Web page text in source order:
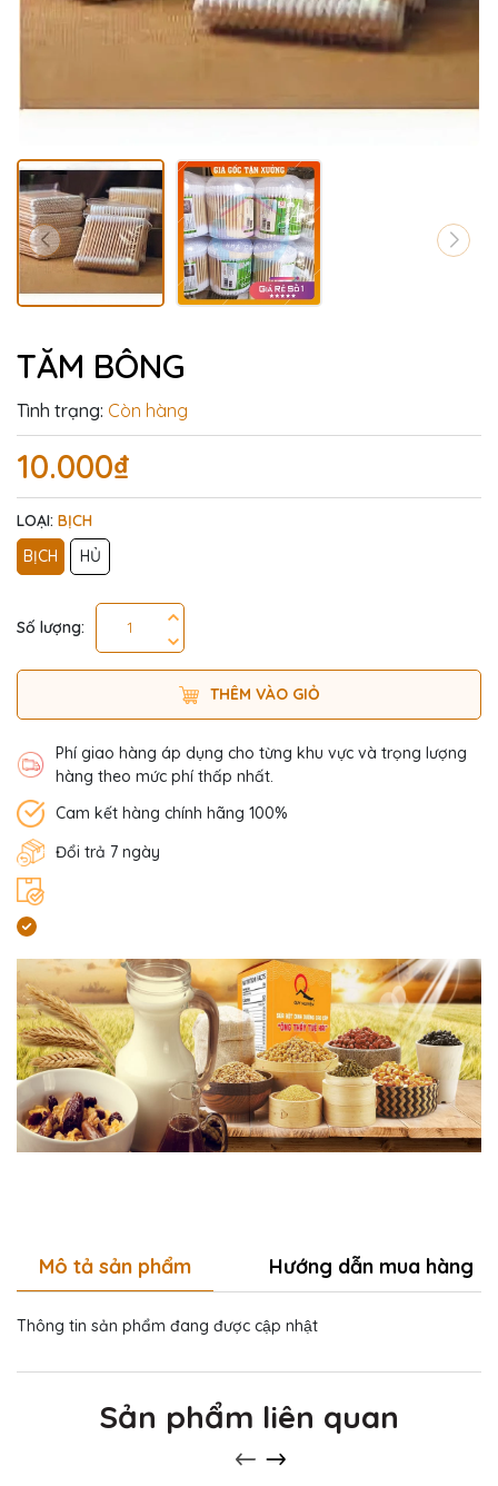
TĂM BÔNG
Tình trạng: Còn hàng
10.000₫
LOẠI: BỊCH
BỊCH
HỦ
Số lượng:
THÊM VÀO GIỎ
Phí giao hàng áp dụng cho từng khu vực và trọng lượng
hàng theo mức phí thấp nhất.
Cam kết hàng chính hãng 100%
Đổi trả 7 ngày
Mô tả sản phẩm Hướng dẫn mua hàng
Thông tin sản phẩm đang được cập nhật
Sản phẩm liên quan